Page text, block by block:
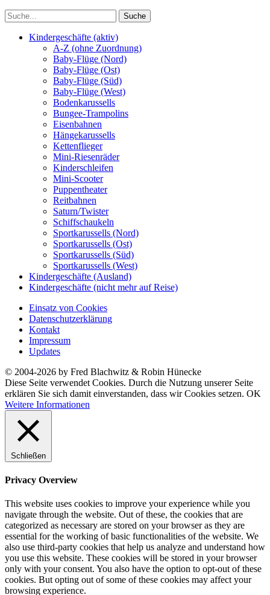
Kindergeschäfte (aktiv)
A-Z (ohne Zuordnung)
Baby-Flüge (Nord)
Baby-Flüge (Ost)
Baby-Flüge (Süd)
Baby-Flüge (West)
Bodenkarussells
Bungee-Trampolins
Eisenbahnen
Hängekarussells
Kettenflieger
Mini-Riesenräder
Kinderschleifen
Mini-Scooter
Puppentheater
Reitbahnen
Saturn/Twister
Schiffschaukeln
Sportkarussells (Nord)
Sportkarussells (Ost)
Sportkarussells (Süd)
Sportkarussells (West)
Kindergeschäfte (Ausland)
Kindergeschäfte (nicht mehr auf Reise)
Einsatz von Cookies
Datenschutzerklärung
Kontakt
Impressum
Updates
© 2004-2026 by Fred Blachwitz & Robin Hünecke
Diese Seite verwendet Cookies. Durch die Nutzung unserer Seite
erklären Sie sich damit einverstanden, dass wir Cookies setzen. OK
Weitere Informationen
Schließen
Privacy Overview
This website uses cookies to improve your experience while you
navigate through the website. Out of these, the cookies that are
categorized as necessary are stored on your browser as they are
essential for the working of basic functionalities of the website. We
also use third-party cookies that help us analyze and understand how
you use this website. These cookies will be stored in your browser
only with your consent. You also have the option to opt-out of these
cookies. But opting out of some of these cookies may affect your
browsing experience.